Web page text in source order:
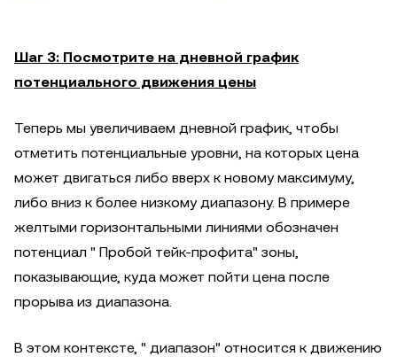
Шаг 3: Посмотрите на дневной график
потенциального движения цены
Теперь мы увеличиваем дневной график, чтобы
отметить потенциальные уровни, на которых цена
может двигаться либо вверх к новому максимуму,
либо вниз к более низкому диапазону. В примере
желтыми горизонтальными линиями обозначен
потенциал " Пробой тейк-профита" зоны,
показывающие, куда может пойти цена после
прорыва из диапазона.
В этом контексте, " диапазон" относится к движению